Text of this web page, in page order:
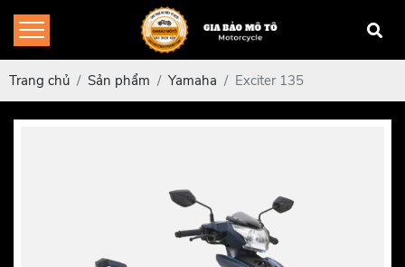
Trang chủ Sản phẩm Yamaha Exciter 135